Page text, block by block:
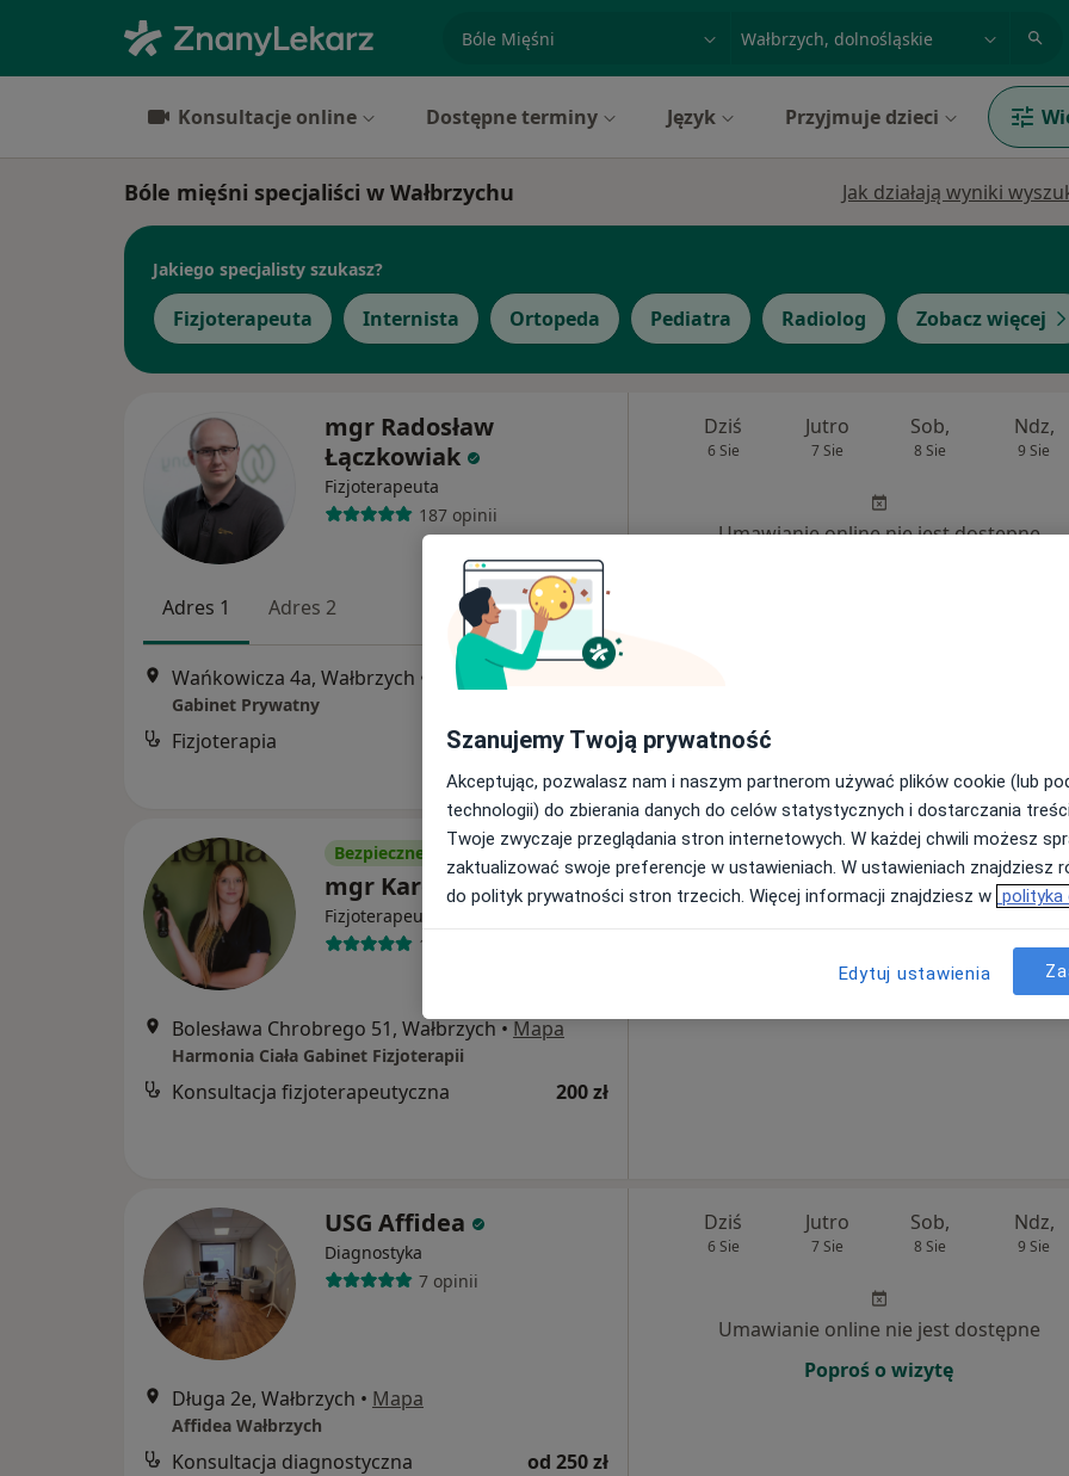
specjalizacja, badanie lub nazwiskomiasto lub dzielnica
Konsultacje online Dostępne terminy Język Przyjmuje dzieci
Bóle mięśni specjaliści w Wałbrzychu Jak działają wyniki
Jakiego specjalisty szukasz?
Fizjoterapeuta Internista Ortopeda Pediatra Radiolog Zobacz więcej
mgr Radosław
Łączkowiak
Fizjoterapeuta
187 opinii
Adres 1 Adres 2
Wańkowicza 4a, Wałbrzych • Mapa
Gabinet Prywatny
Fizjoterapia 200 zł
Dziś
6 Sie
Jutro
7 Sie
Sob,
8 Sie
Ndz,
9 Sie
Umawianie online nie jest dostępne
Bezpieczne płatności
mgr Karolina Trzeciak
Fizjoterapeuta
14 opinii
Bolesława Chrobrego 51, Wałbrzych • Mapa
Harmonia Ciała Gabinet Fizjoterapii
Konsultacja fizjoterapeutyczna 200 zł
Dziś
6 Sie
Jutro
7 Sie
Sob,
8 Sie
Ndz,
9 Sie
USG Affidea
Diagnostyka
7 opinii
Długa 2e, Wałbrzych • Mapa
Affidea Wałbrzych
Konsultacja diagnostyczna od 250 zł
Dziś
6 Sie
Jutro
7 Sie
Sob,
8 Sie
Ndz,
9 Sie
Umawianie online nie jest dostępne
Poproś o wizytę
Szanujemy Twoją prywatność
Akceptując, pozwalasz nam i naszym partnerom używać plików cookie (lub
technologii) do zbierania danych do celów statystycznych i dostarczania
Twoje zwyczaje przeglądania stron internetowych. W każdej chwili możesz
zaktualizować swoje preferencje w ustawieniach. W ustawieniach znajdziesz
do polityk prywatności stron trzecich. Więcej informacji znajdziesz w polityka
Edytuj ustawienia